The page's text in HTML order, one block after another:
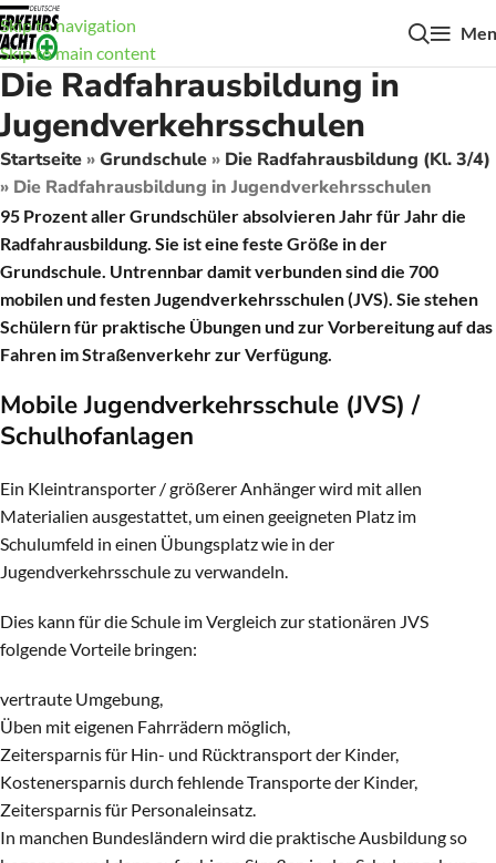
Skip to navigation
Skip to main content
Die Radfahrausbildung in
Jugendverkehrsschulen
Startseite»Grundschule» Die Radfahrausbildung (Kl. 3/4)
» Die Radfahrausbildung in Jugendverkehrsschulen
95 Prozent aller Grundschüler absolvieren Jahr für Jahr die
Radfahrausbildung. Sie ist eine feste Größe in der
Grundschule. Untrennbar damit verbunden sind die 700
mobilen und festen Jugendverkehrsschulen (JVS). Sie stehen
Schülern für praktische Übungen und zur Vorbereitung auf das
Fahren im Straßenverkehr zur Verfügung.
Mobile Jugendverkehrsschule (JVS) /
Schulhofanlagen
Ein Kleintransporter / größerer Anhänger wird mit allen
Materialien ausgestattet, um einen geeigneten Platz im
Schulumfeld in einen Übungsplatz wie in der
Jugendverkehrsschule zu verwandeln.
Dies kann für die Schule im Vergleich zur stationären JVS
folgende Vorteile bringen:
vertraute Umgebung,
Üben mit eigenen Fahrrädern möglich,
Zeitersparnis für Hin- und Rücktransport der Kinder,
Kostenersparnis durch fehlende Transporte der Kinder,
Zeitersparnis für Personaleinsatz.
In manchen Bundesländern wird die praktische Ausbildung so